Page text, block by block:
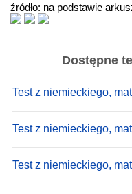
źródło: na podstawie
Dostępne
Test z niemieckiego,
Test z niemieckiego,
Test z niemieckiego,